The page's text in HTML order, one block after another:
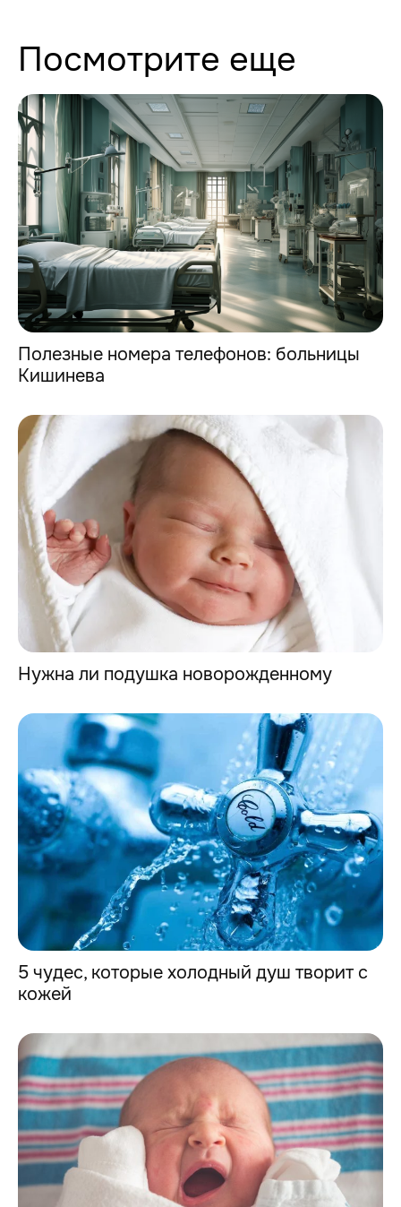
Посмотрите еще
Полезные номера телефонов: больницы
Кишинева
Нужна ли подушка новорожденному
5 чудес, которые холодный душ творит с
кожей